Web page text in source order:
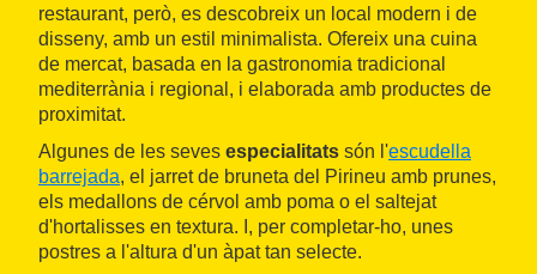
restaurant, però, es descobreix un local modern i de
disseny, amb un estil minimalista. Ofereix una cuina
de mercat, basada en la gastronomia tradicional
mediterrània i regional, i elaborada amb productes de
proximitat.
Algunes de les seves especialitats són l'escudella
barrejada, el jarret de bruneta del Pirineu amb prunes,
els medallons de cérvol amb poma o el saltejat
d'hortalisses en textura. I, per completar-ho, unes
postres a l'altura d'un àpat tan selecte.